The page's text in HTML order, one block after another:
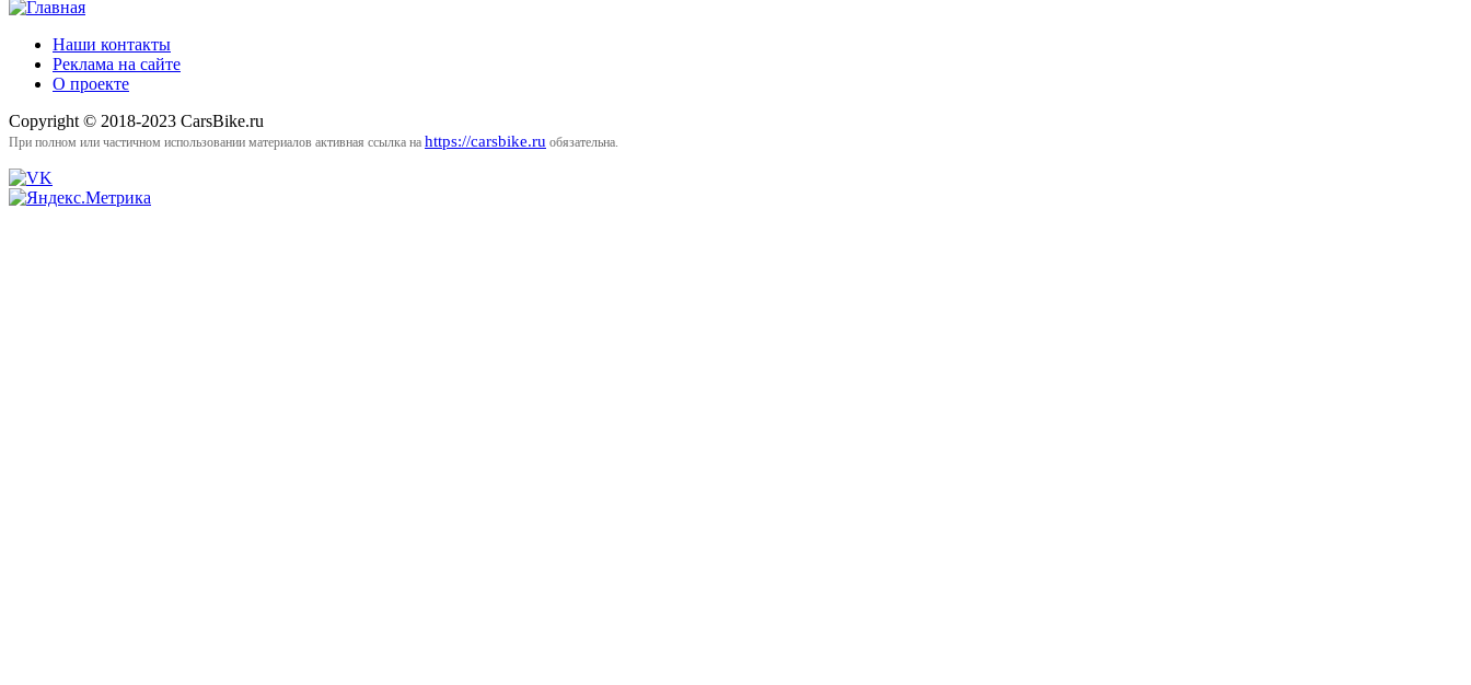
Наши контакты
Реклама на сайте
О проекте
Copyright © 2018-2023 CarsBike.ru
При полном или частичном использовании материалов активная ссылка на https://carsbike.ru обязательна.